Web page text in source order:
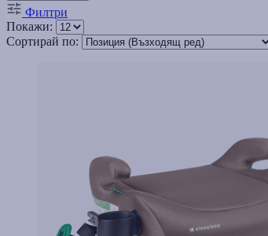
Филтри
Покажи:
Сортирай по: